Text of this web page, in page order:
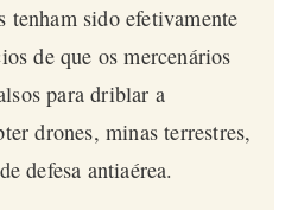
tenham sido efetivamente
de que os mercenários
para driblar a
drones, minas terrestres,
defesa antiaérea.